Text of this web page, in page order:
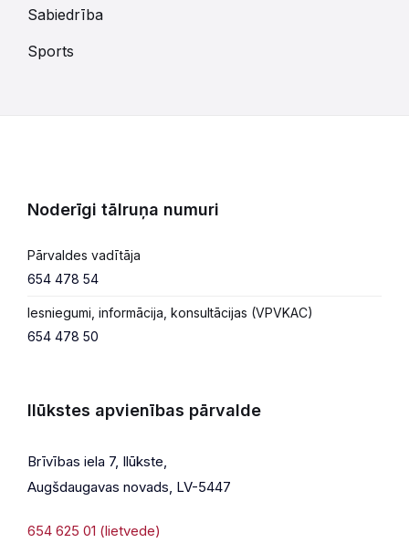
Sabiedrība
Sports
Noderīgi tālruņa numuri
Pārvaldes vadītāja
654 478 54
Iesniegumi, informācija, konsultācijas (VPVKAC)
654 478 50
Ilūkstes apvienības pārvalde
Brīvības iela 7, Ilūkste,
Augšdaugavas novads, LV-5447
654 625 01 (lietvede)